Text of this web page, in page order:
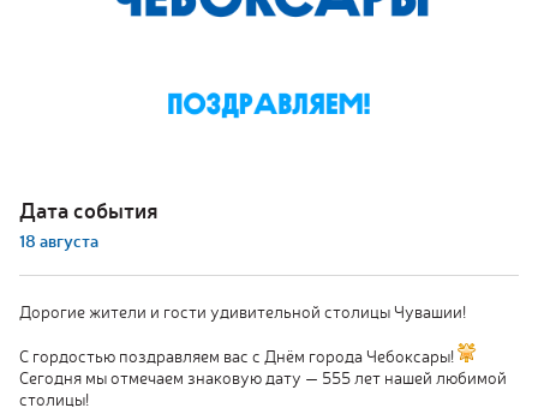
Дата события
18 августа
Дорогие жители и гости удивительной столицы Чувашии!
С гордостью поздравляем вас с Днём города Чебоксары!
Сегодня мы отмечаем знаковую дату — 555 лет нашей любимой
столицы!